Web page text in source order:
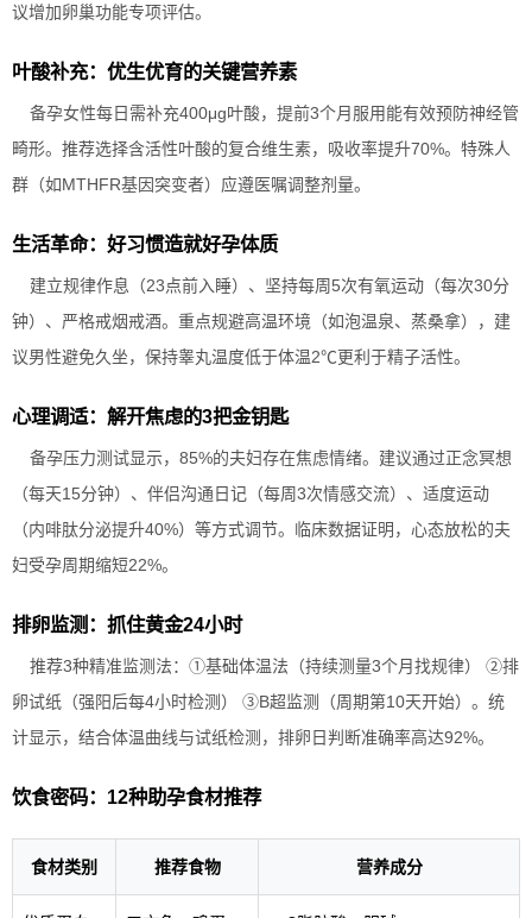
议增加卵巢功能专项评估。
叶酸补充：优生优育的关键营养素
备孕女性每日需补充400μg叶酸，提前3个月服用能有效预防神经管
畸形。推荐选择含活性叶酸的复合维生素，吸收率提升70%。特殊人
群（如MTHFR基因突变者）应遵医嘱调整剂量。
生活革命：好习惯造就好孕体质
建立规律作息（23点前入睡）、坚持每周5次有氧运动（每次30分
钟）、严格戒烟戒酒。重点规避高温环境（如泡温泉、蒸桑拿），建
议男性避免久坐，保持睾丸温度低于体温2℃更利于精子活性。
心理调适：解开焦虑的3把金钥匙
备孕压力测试显示，85%的夫妇存在焦虑情绪。建议通过正念冥想
（每天15分钟）、伴侣沟通日记（每周3次情感交流）、适度运动
（内啡肽分泌提升40%）等方式调节。临床数据证明，心态放松的夫
妇受孕周期缩短22%。
排卵监测：抓住黄金24小时
推荐3种精准监测法：①基础体温法（持续测量3个月找规律） ②排
卵试纸（强阳后每4小时检测） ③B超监测（周期第10天开始）。统
计显示，结合体温曲线与试纸检测，排卵日判断准确率高达92%。
饮食密码：12种助孕食材推荐
食材类别 推荐食物 营养成分